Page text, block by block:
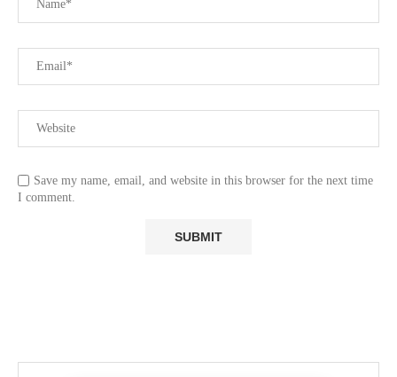
Save my name, email, and website in this browser for the next time
I comment.